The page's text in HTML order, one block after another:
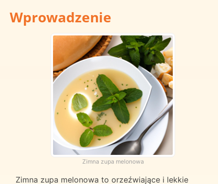
Wprowadzenie
Zimna zupa melonowa
Zimna zupa melonowa to orzeźwiające i lekkie